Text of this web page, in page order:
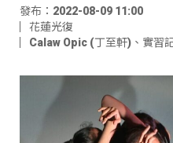
發布：2022-08-09 11:00
花蓮光復
Calaw Opic (丁至軒) 、 實習